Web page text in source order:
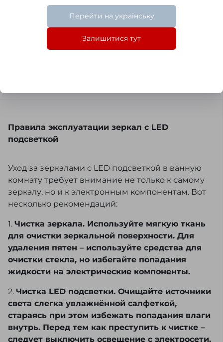
• от 10 до 30 кг — 140 грн
Адресная доставка
Правила эксплуатации зеркал с LED
подсветкой
Уход за зеркалами с LED подсветкой в ванную
комнату требует внимание не только к самому
зеркалу, но и к электронным компонентам. Вот
несколько рекомендаций:
1. Чистка зеркала. Используйте мягкую ткань
для очистки зеркальной поверхности. Для
удаления пятен – используйте средства для
очистки стекла, но избегайте попадания
жидкости на электрические компоненты.
2. Чистка LED подсветки. Очищайте источники
света слегка увлажнённой салфеткой,
стараясь при этом избежать попадания влаги
внутрь. Перед тем как преступить к чистке –
следует выключить освещение с электросети.
Перейти на українську
Залишитися тут